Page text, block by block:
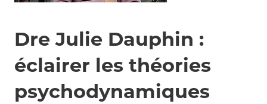
Dre Julie Dauphin :
éclairer les théories
psychodynamiques